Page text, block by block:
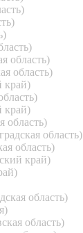
область)
область)
край)
край)
область)
область)
область)
край)
область)
область)